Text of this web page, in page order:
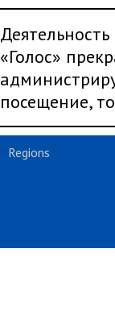
«Голос»
посещение,
Regions